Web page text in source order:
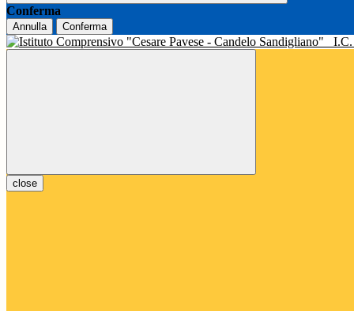
Conferma
Annulla Conferma
I.C.
close